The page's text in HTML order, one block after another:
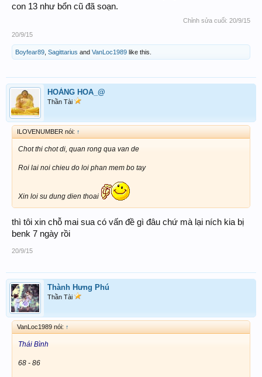
con 13 như bổn cũ đã soạn.
Chỉnh sửa cuối: 20/9/15
20/9/15
Boyfear89 Sagittarius and VanLoc1989 like this.
HOÀNG HOA_@
Thần Tài
ILOVENUMBER nói: ↑
Chot thi chot di, quan rong qua van de
Roi lai noi chieu do loi phan mem bo tay
Xin loi su dung dien thoai
thì tôi xin chỗ mai sua có vấn đề gì đâu chứ mà lại ních kia bị
benk 7 ngày rồi
20/9/15
Thành Hưng Phú
Thần Tài
VanLoc1989 nói: ↑
Thái Bình
68 - 86